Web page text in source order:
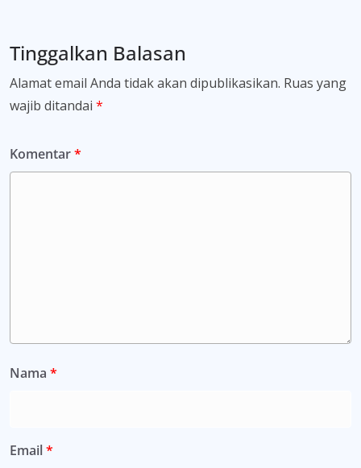
Tinggalkan Balasan
Alamat email Anda tidak akan dipublikasikan. Ruas yang
wajib ditandai *
Komentar*
Nama *
Email*